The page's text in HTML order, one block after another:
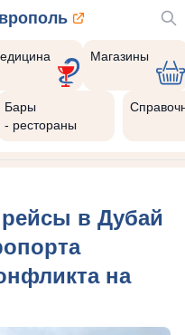
Магазины
Бары
- рестораны
в Дубай
на